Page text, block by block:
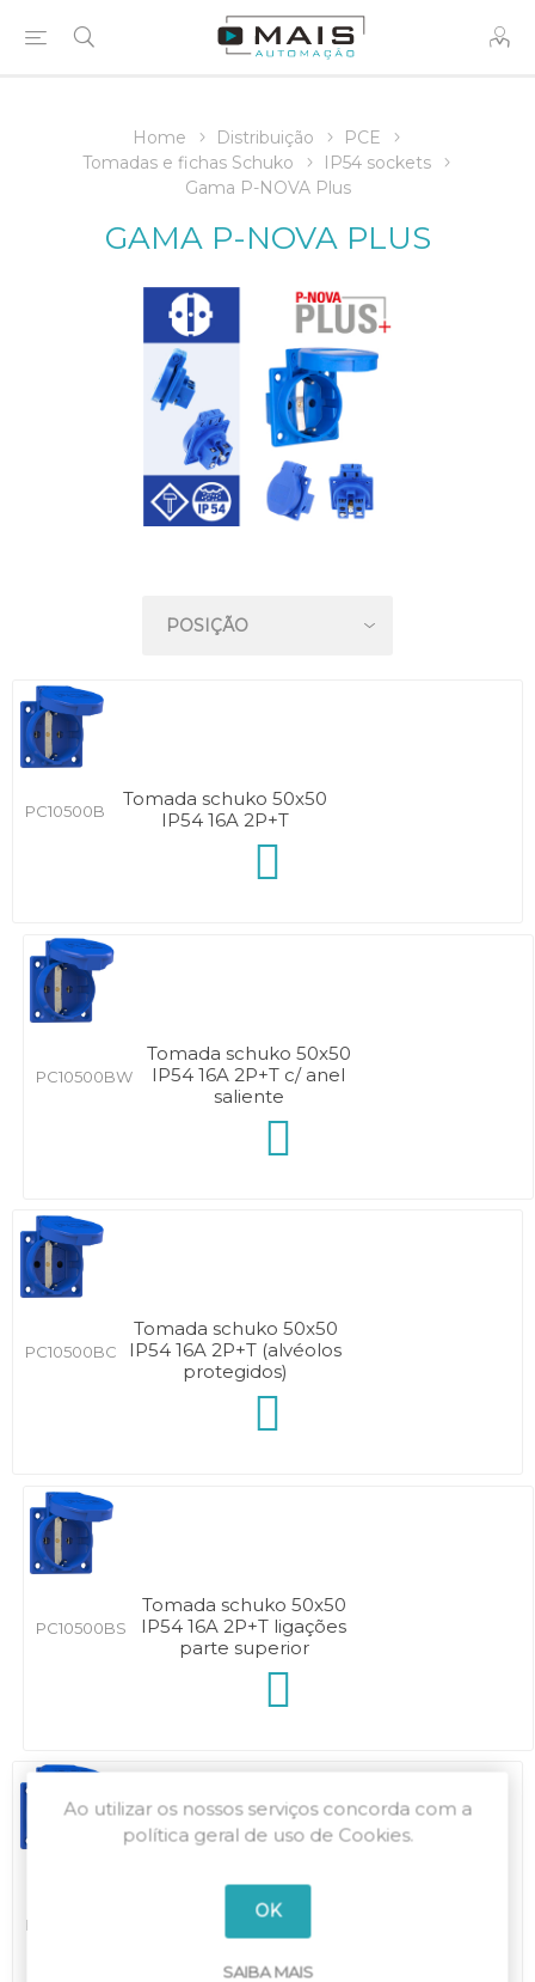
Home Distribuição
PCE
Tomadas e fichas Schuko
IP54 sockets
Gama P-NOVA Plus
GAMA P-NOVA PLUS
PC10500B
Tomada schuko 50x50
IP54 16A 2P+T
PC10500BW
Tomada schuko 50x50
IP54 16A 2P+T c/ anel
saliente
PC10500BC
Tomada schuko 50x50
IP54 16A 2P+T (alvéolos
protegidos)
PC10500BS
Tomada schuko 50x50
IP54 16A 2P+T ligações
parte superior
PC10500BSW
Tomada schuko
50x50 IP54 16A 2P+T
ligações parte
superior c/ anel
saliente
Ao utilizar os nossos serviços concorda com a
política geral de uso de Cookies.
OK
SAIBA MAIS